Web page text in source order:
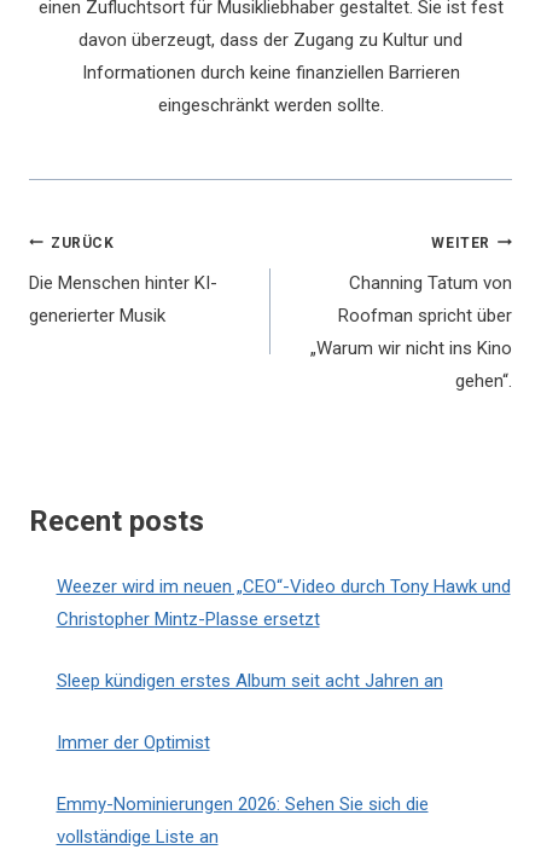
einen Zufluchtsort für Musikliebhaber gestaltet. Sie ist fest
davon überzeugt, dass der Zugang zu Kultur und
Informationen durch keine finanziellen Barrieren
eingeschränkt werden sollte.
Beitragsnavigation
ZURÜCK
Die Menschen hinter KI-
generierter Musik
WEITER
Channing Tatum von
Roofman spricht über
„Warum wir nicht ins Kino
gehen“.
Recent posts
Weezer wird im neuen „CEO“-Video durch Tony Hawk und
Christopher Mintz-Plasse ersetzt
Sleep kündigen erstes Album seit acht Jahren an
Immer der Optimist
Emmy-Nominierungen 2026: Sehen Sie sich die
vollständige Liste an